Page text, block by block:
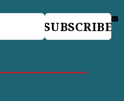
SUBSCRIBE